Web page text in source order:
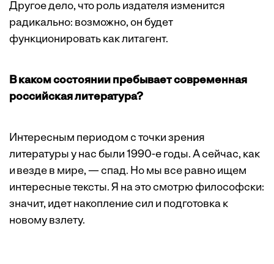
Другое дело, что роль издателя изменится
радикально: возможно, он будет
функционировать как литагент.
В каком состоянии пребывает современная
российская литература?
Интересным периодом с точки зрения
литературы у нас были 1990-е годы. А сейчас, как
и везде в мире, — спад. Но мы все равно ищем
интересные тексты. Я на это смотрю философски:
значит, идет накопление сил и подготовка к
новому взлету.